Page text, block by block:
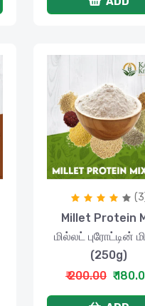
Millet Protein
மில்லட் புரோட்டின்
(250g)
₹ 200.00 ₹